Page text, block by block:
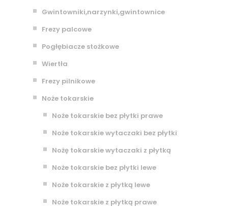
Gwintowniki,narzynki,gwintownice
Frezy palcowe
Pogłębiacze stożkowe
Wiertła
Frezy pilnikowe
Noże tokarskie
Noże tokarskie bez płytki prawe
Noże tokarskie wytaczaki bez płytki
Nożę tokarskie wytaczaki z płytką
Noże tokarskie bez płytki lewe
Noże tokarskie z płytką lewe
Noże tokarskie z płytką prawe